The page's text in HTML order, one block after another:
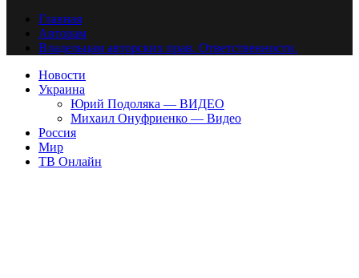
Главная
Авторам
Владельцам авторских прав. Ответственности.
Новости
Украина
Юрий Подоляка — ВИДЕО
Михаил Онуфриенко — Видео
Россия
Мир
ТВ Онлайн